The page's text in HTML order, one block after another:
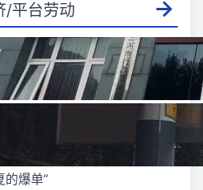
/平台劳动
的爆单”